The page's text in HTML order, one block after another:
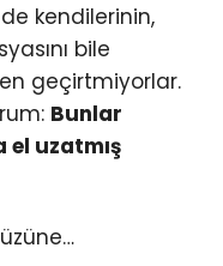
kendilerinin,
bile
geçirtmiyorlar.
Bunlar
el uzatmış